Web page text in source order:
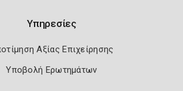
Υπηρεσίες
Αξίας Επιχείρησης
Υποβολή Ερωτημάτων